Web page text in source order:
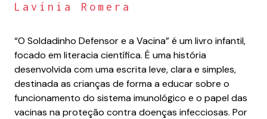
Lavínia Romera
“O Soldadinho Defensor e a Vacina” é um livro infantil,
focado em literacia científica. É uma história
desenvolvida com uma escrita leve, clara e simples,
destinada as crianças de forma a educar sobre o
funcionamento do sistema imunológico e o papel das
vacinas na proteção contra doenças infecciosas. Por